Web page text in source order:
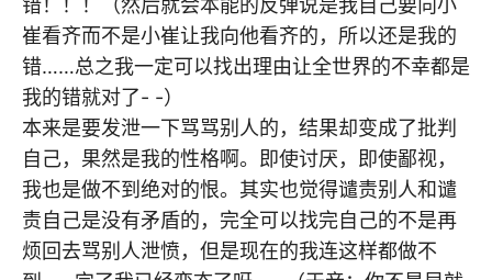
崔看齐而不是小崔让我向他看齐的，所以还是我的
错……总之我一定可以找出理由让全世界的不幸都是
我的错就对了- -）
本来是要发泄一下骂骂别人的，结果却变成了批判
自己，果然是我的性格啊。即使讨厌，即使鄙视，
我也是做不到绝对的恨。其实也觉得谴责别人和谴
责自己是没有矛盾的，完全可以找完自己的不是再
烦回去骂别人泄愤，但是现在的我连这样都做不